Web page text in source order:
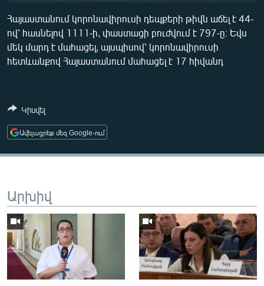
ՏՏ ԵՒ ԻՆՏԵՐՆԵՏ
ԿՈՐՈՆԱՎԻՐՈՒՍ
ԲԱՆԱՎԵՃ
ՁԳՏԵԼՈՎ ԼԱՎԱԳՈՒՅՆԻՆ
ՓՈԴՔԱՍԹ
Հայերեն
English
Русский
ՀԵՏԵՎԵՔ ՄԵԶ
360p
404p
Հայաստանում կորոնավիրուսի դեպքերի թիվն աճել է 44-
ով՝ հասնելով 1111-ի, փաստացի բուժվում է 797-ը։ Եվս
մեկ մարդ է մահացել, այսպիսով՝ կորոնավիրուսի
հետևանքով Հայաստանում մահացել է 17 հիվանդ
Կիսվել
Ավելացրեք մեզ Google-ում
Արխիվ